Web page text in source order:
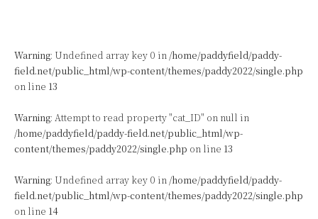
Warning: Undefined array key 0 in /home/paddyfield/paddy-
field.net/public_html/wp-content/themes/paddy2022/single.php
on line 13
Warning: Attempt to read property "cat_ID" on null in
/home/paddyfield/paddy-field.net/public_html/wp-
content/themes/paddy2022/single.php on line 13
Warning: Undefined array key 0 in /home/paddyfield/paddy-
field.net/public_html/wp-content/themes/paddy2022/single.php
on line 14